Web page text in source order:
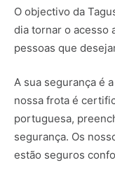
O objectivo da
dia tornar o acesso
pessoas que
A sua segurança é
nossa frota é
portuguesa,
segurança. Os
estão seguros